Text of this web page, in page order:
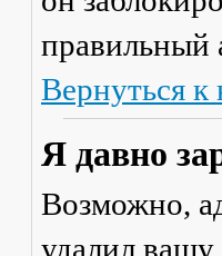
правильный
Вернуться к
Я давно
Возможно,
удалил